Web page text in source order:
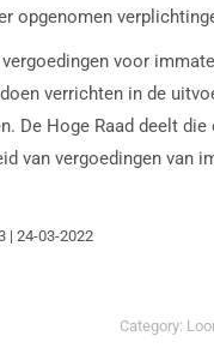
opgenomen
voor
verrichten in de
De Hoge Raad deelt
van vergoedingen
| 24-03-2022
Category: